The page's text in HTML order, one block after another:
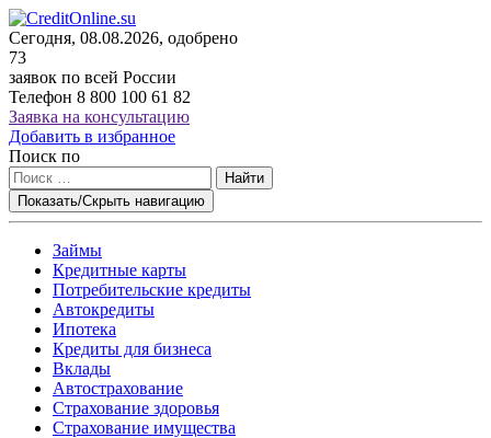
Сегодня, 08.08.2026, одобрено
73
заявок по всей России
Телефон 8 800 100 61 82
Заявка на консультацию
Добавить в избранное
Поиск по
Найти
Показать/Скрыть навигацию
Займы
Кредитные карты
Потребительские кредиты
Автокредиты
Ипотека
Кредиты для бизнеса
Вклады
Автострахование
Страхование здоровья
Страхование имущества